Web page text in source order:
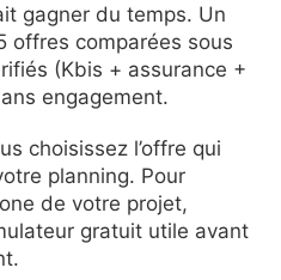
gagner du temps. Un
offres comparées sous
(Kbis + assurance +
engagement.
choisissez l’offre qui
planning. Pour
de votre projet,
gratuit utile avant